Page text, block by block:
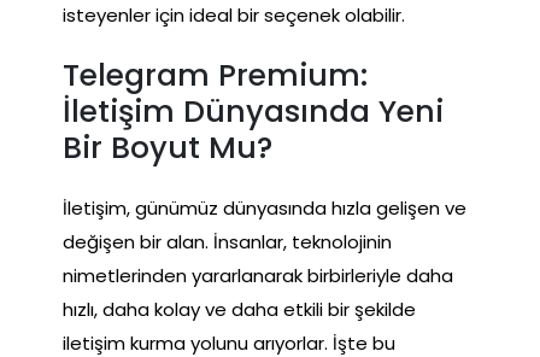
isteyenler için ideal bir seçenek olabilir.
Telegram Premium:
İletişim Dünyasında Yeni
Bir Boyut Mu?
İletişim, günümüz dünyasında hızla gelişen ve
değişen bir alan. İnsanlar, teknolojinin
nimetlerinden yararlanarak birbirleriyle daha
hızlı, daha kolay ve daha etkili bir şekilde
iletişim kurma yolunu arıyorlar. İşte bu